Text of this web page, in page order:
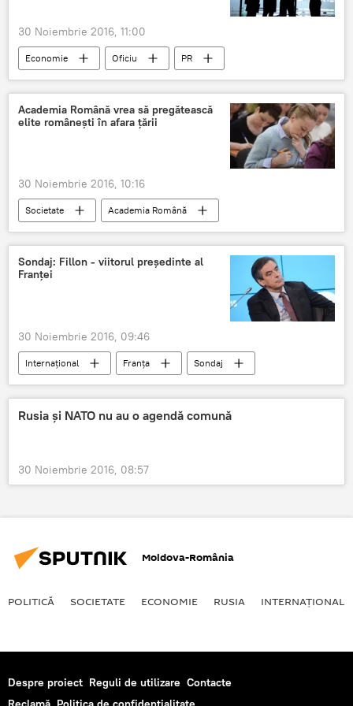
30 Noiembrie 2016, 11:00
Economie Oficiu
PR
Corporație
Manager Capital străin
Academia Română vrea să pregătească
elite românești în afara țării
30 Noiembrie 2016, 10:16
Societate
Academia Română
Academia Română
Diaspora românească
Diaspora
Elita
Sondaj: Fillon - viitorul președinte al
Franței
30 Noiembrie 2016, 09:46
Internaţional Franța
Sondaj
Alegerile prezidențiale din Franța
Alegerile primare
François Fillon
Rusia şi NATO nu au o agendă comună
30 Noiembrie 2016, 08:57
Moldova-România
POLITICĂ SOCIETATE ECONOMIE RUSIA INTERNAŢIONAL
Despre proiect Reguli de utilizare Contacte